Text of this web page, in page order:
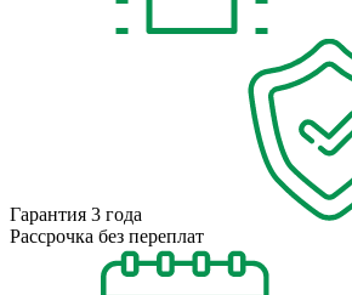
Гарантия 3 года
Рассрочка без переплат